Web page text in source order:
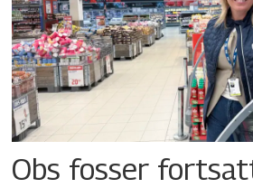
Obs fosser